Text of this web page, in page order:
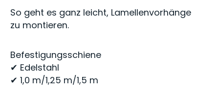
So geht es ganz leicht, Lamellenvorhänge
zu montieren.
Befestigungsschiene
✔ Edelstahl
✔ 1,0 m/1,25 m/1,5 m